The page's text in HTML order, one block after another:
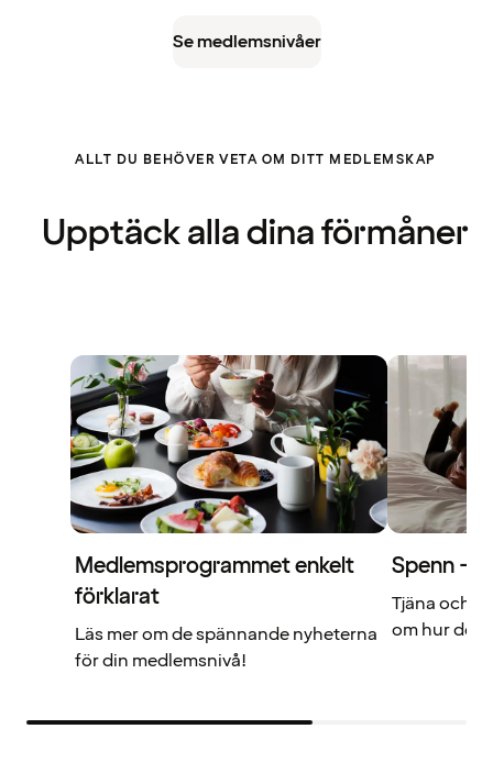
Se medlemsnivåer
ALLT DU BEHÖVER VETA OM DITT MEDLEMSKAP
Upptäck alla dina förmåner
Medlemsprogrammet enkelt
förklarat
Läs mer om de spännande nyheterna
för din medlemsnivå!
Spenn –
Tjäna och
om hur det